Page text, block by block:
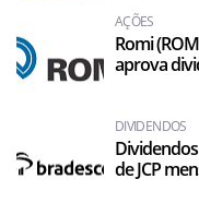
AÇÕES
Romi
aprova
DIVIDENDOS
de JCP